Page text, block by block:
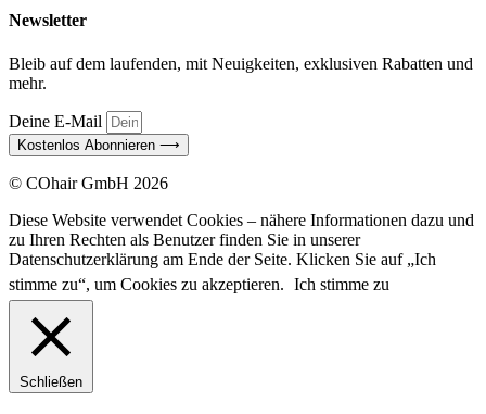
Newsletter
Bleib auf dem laufenden, mit Neuigkeiten, exklusiven Rabatten und
mehr.
Deine E-Mail
Kostenlos Abonnieren ⟶
© COhair GmbH 2026
Diese Website verwendet Cookies – nähere Informationen dazu und
zu Ihren Rechten als Benutzer finden Sie in unserer
Datenschutzerklärung am Ende der Seite. Klicken Sie auf „Ich
stimme zu“, um Cookies zu akzeptieren. Ich stimme zu
Schließen